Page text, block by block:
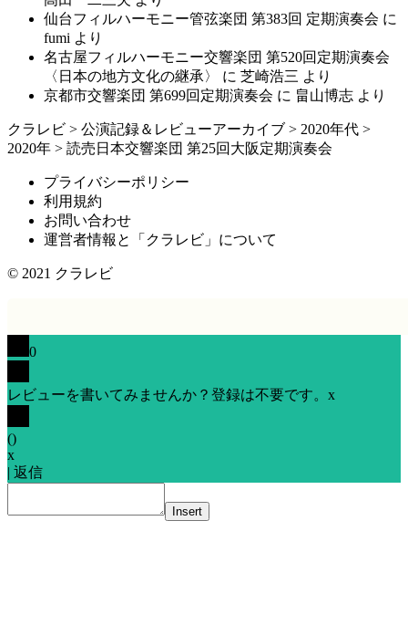
仙台フィルハーモニー管弦楽団 第383回 定期演奏会 に
fumi より
名古屋フィルハーモニー交響楽団 第520回定期演奏会
〈日本の地方文化の継承〉
に 芝崎浩三 より
京都市交響楽団 第699回定期演奏会 に 畠山博志 より
クラレビ > 公演記録＆レビューアーカイブ > 2020年代 >
2020年 > 読売日本交響楽団 第25回大阪定期演奏会
プライバシーポリシー
利用規約
お問い合わせ
運営者情報と「クラレビ」について
© 2021 クラレビ
0
レビューを書いてみませんか？登録は不要です。 x
()
x
| 返信
Insert